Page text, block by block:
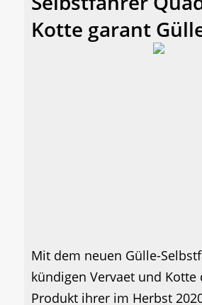
Kotte garant
Mit dem neuen Gülle-
kündigen Vervaet und Kotte
Produkt ihrer im Herbst